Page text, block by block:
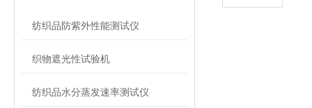
纺织品防紫外性能测试仪
织物遮光性试验机
纺织品水分蒸发速率测试仪